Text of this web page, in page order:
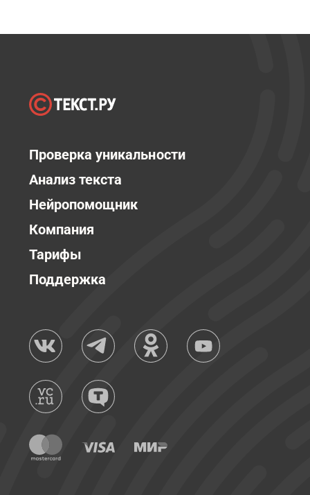
Проверка уникальности
Анализ текста
Нейропомощник
Компания
Тарифы
Поддержка